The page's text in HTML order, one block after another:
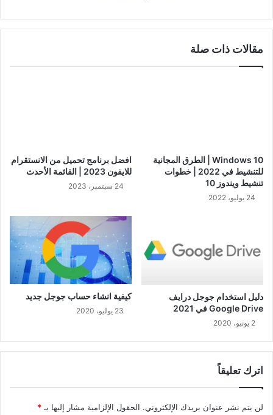
مقالات ذات صلة
Windows 10 | الطرق المجانية
للتنشيط في 2022 | خطوات
تنشيط ويندوز 10
24 يوليو، 2022
افضل برنامج تحميل من الانستقرام
للايفون 2023 | القائمة الأحدث
24 سبتمبر، 2023
دليل استخدام جوجل درايف
Google Drive في 2021
2 يونيو، 2020
كيفية انشاء حساب جوجل جديد
23 يوليو، 2020
اترك تعليقاً
لن يتم نشر عنوان بريدك الإلكتروني. الحقول الإلزامية مشار إليها بـ *